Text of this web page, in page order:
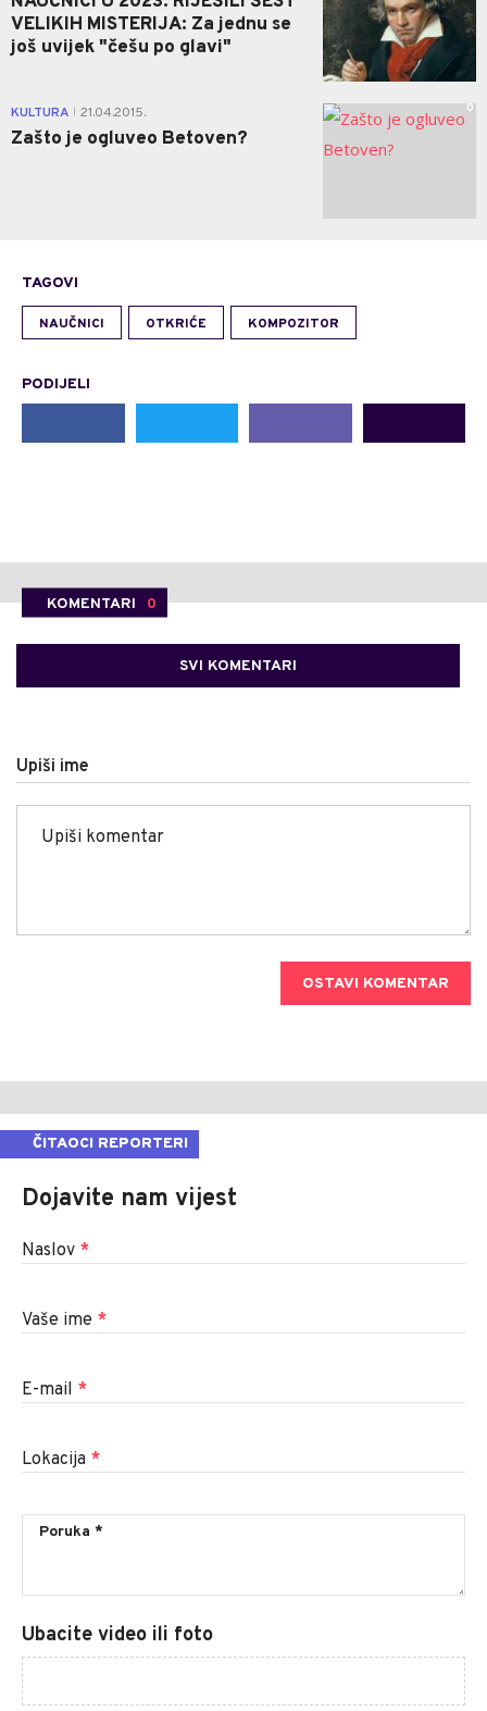
VELIKIH MISTERIJA: Za jednu se
još uvijek "češu po glavi"
KULTURA 21.04.2015.
Zašto je ogluveo Betoven?
0
TAGOVI
NAUČNICI OTKRIĆE KOMPOZITOR
PODIJELI
KOMENTARI 0
SVI KOMENTARI
Upiši ime
OSTAVI KOMENTAR
ČITAOCI REPORTERI
Dojavite nam vijest
Naslov *
Vaše ime *
E-mail *
Lokacija *
Ubacite video ili foto